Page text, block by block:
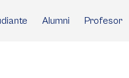
Alumni Profesor